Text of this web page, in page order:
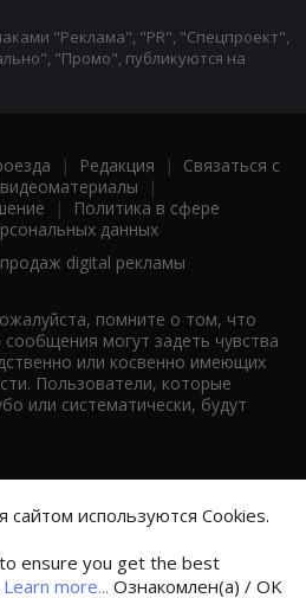
"Реклама", "PR", "Спецпроект",
"Промо", публикуются на
| Редакция | Связаться с
|
|
Политика в сфере
данных
digital рекламы
помните о том, что
могут задеть чувства
или косвенно имеющих
Пользователи, которые
или систематически, будут
сайтом используются Cookies.
ensure you get the best
Learn more... Ознакомлен(а) / OK